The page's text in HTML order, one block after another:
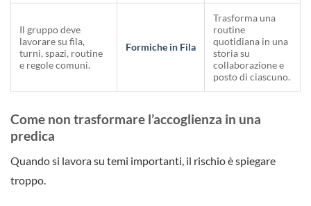
Il gruppo deve
lavorare su fila,
turni, spazi, routine
e regole comuni.
Formiche in Fila
Trasforma una
routine
quotidiana in una
storia su
collaborazione e
posto di ciascuno.
Come non trasformare l’accoglienza in una
predica
Quando si lavora su temi importanti, il rischio è spiegare
troppo.